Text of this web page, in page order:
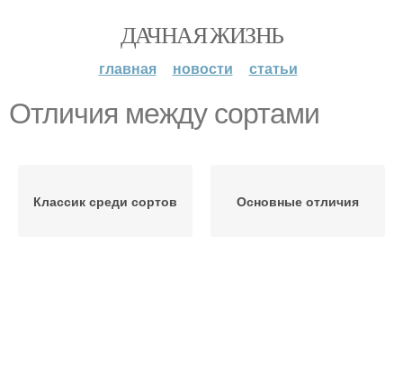
ДАЧНАЯ ЖИЗНЬ
главная новости статьи
Отличия между сортами
Классик среди сортов Основные отличия